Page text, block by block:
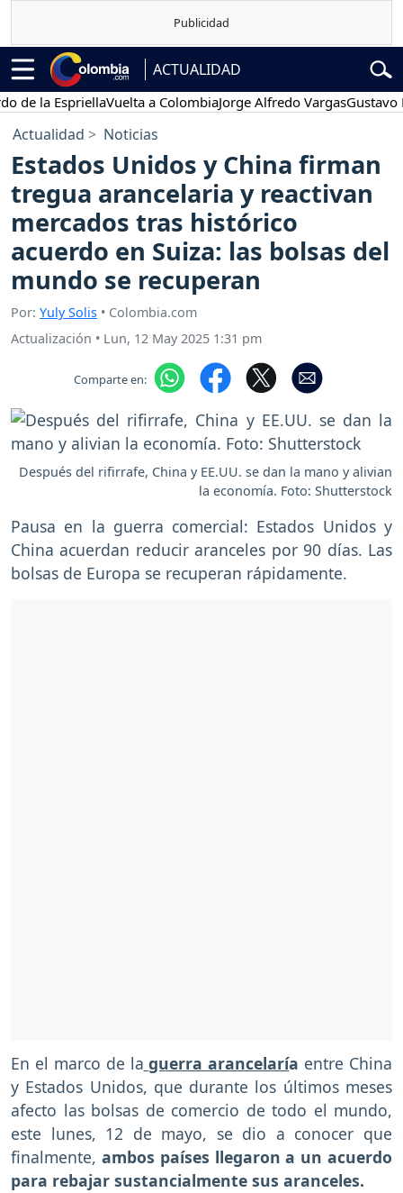
ACTUALIDAD
EspriellaVuelta a ColombiaJorge Alfredo VargasGustavo Petro
Actualidad Noticias
Estados Unidos y China firman
tregua arancelaria y reactivan
mercados tras histórico
acuerdo en Suiza: las bolsas del
mundo se recuperan
Por: Yuly Solis • Colombia.com
Actualización • Lun, 12 May 2025 1:31 pm
Comparte en:
Después del rifirrafe, China y EE.UU. se dan la mano y alivian
la economía. Foto: Shutterstock
Pausa en la guerra comercial: Estados Unidos y
China acuerdan reducir aranceles por 90 días. Las
bolsas de Europa se recuperan rápidamente.
En el marco de la guerra arancelaría entre China
y Estados Unidos, que durante los últimos meses
afecto las bolsas de comercio de todo el mundo,
este lunes, 12 de mayo, se dio a conocer que
finalmente, ambos países llegaron a un acuerdo
para rebajar sustancialmente sus aranceles.